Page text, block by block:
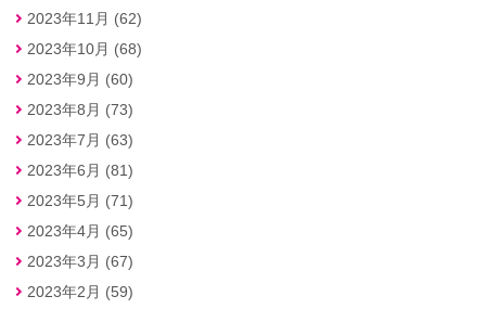
2023年11月 (62)
2023年10月 (68)
2023年9月 (60)
2023年8月 (73)
2023年7月 (63)
2023年6月 (81)
2023年5月 (71)
2023年4月 (65)
2023年3月 (67)
2023年2月 (59)